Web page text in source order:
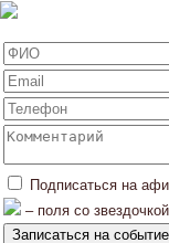
Подписаться на
– поля со